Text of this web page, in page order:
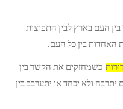
העם בארץ לבין התפוצות
האחדות בין כל העם.
-כשמחזקים את הקשר בין
ולא יכחד או יתערבב בין